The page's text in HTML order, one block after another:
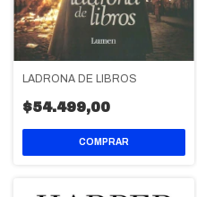
LADRONA DE LIBROS
$54.499,00